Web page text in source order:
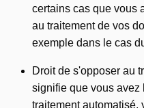
certains cas que vous
au traitement de vos
exemple dans le cas
Droit de s'opposer au
signifie que vous avez
traitement automatisé,